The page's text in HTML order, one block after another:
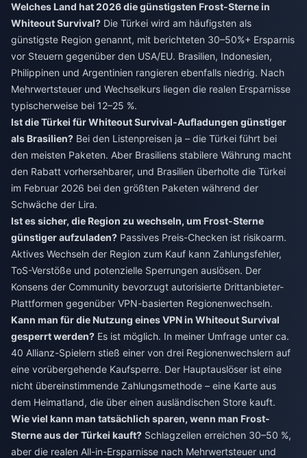
Welches Land hat 2026 die günstigsten Frost-Sterne in
Whiteout Survival? Die Türkei wird am häufigsten als
günstigste Region genannt, mit berichteten 30–50%+ Ersparnis
vor Steuern gegenüber den USA/EU. Brasilien, Indonesien,
Philippinen und Argentinien rangieren ebenfalls niedrig. Nach
Mehrwertsteuer und Wechselkurs liegen die realen Ersparnisse
typischerweise bei 12–25 %.
Ist die Türkei für Whiteout Survival-Aufladungen günstiger
als Brasilien? Bei den Listenpreisen ja – die Türkei führt bei
den meisten Paketen. Aber Brasiliens stabilere Währung macht
den Rabatt vorhersehbarer, und Brasilien überholte die Türkei
im Februar 2026 bei den größten Paketen während der
Schwäche der Lira.
Ist es sicher, die Region zu wechseln, um Frost-Sterne
günstiger aufzuladen? Passives Preis-Checken ist risikoarm.
Aktives Wechseln der Region zum Kauf kann Zahlungsfehler,
ToS-Verstöße und potenzielle Sperrungen auslösen. Der
Konsens der Community bevorzugt autorisierte Drittanbieter-
Plattformen gegenüber VPN-basierten Regionenwechseln.
Kann man für die Nutzung eines VPN in Whiteout Survival
gesperrt werden? Es ist möglich. In meiner Umfrage unter ca.
40 Allianz-Spielern stieß einer von drei Regionenwechslern auf
eine vorübergehende Kaufsperre. Der Hauptauslöser ist eine
nicht übereinstimmende Zahlungsmethode – eine Karte aus
dem Heimatland, die über einen ausländischen Store kauft.
Wie viel kann man tatsächlich sparen, wenn man Frost-
Sterne aus der Türkei kauft? Schlagzeilen erreichen 30–50 %,
aber die realen All-in-Ersparnisse nach Mehrwertsteuer und